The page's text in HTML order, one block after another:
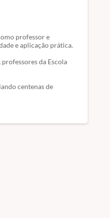
professor e
e aplicação prática.
da Escola
centenas de